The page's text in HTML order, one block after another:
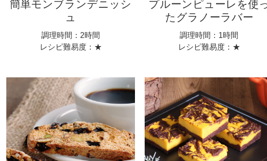
簡単モンブランデニッシ
ュ
調理時間：2時間
レシピ難易度：★
プルーンピューレを使
たグラノーラバー
調理時間：1時間
レシピ難易度：★